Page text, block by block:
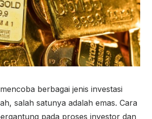
berbagai jenis investasi
salah satunya adalah emas. Cara
pada proses investor dan